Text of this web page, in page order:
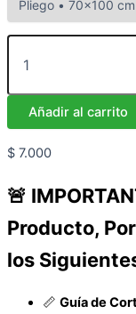
Añadir al carrito
$ 7.000
🚨
Producto,
los
📏 Guía de